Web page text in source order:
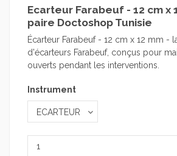
Ecarteur Farabeuf - 12 cm x
paire Doctoshop Tunisie
Écarteur Farabeuf - 12 cm x 12 mm -
d'écarteurs Farabeuf, conçus pour
ouverts pendant les interventions.
Instrument